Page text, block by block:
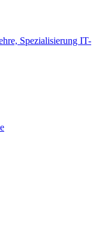
Spezialisierung IT-